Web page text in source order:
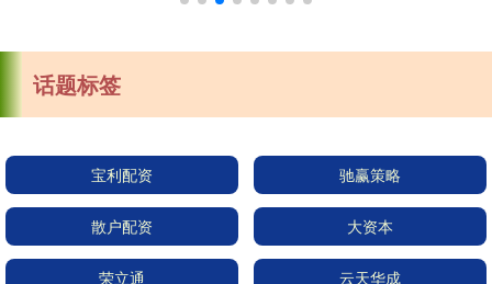
话题标签
宝利配资 驰赢策略
散户配资 大资本
荣立通 云天华成